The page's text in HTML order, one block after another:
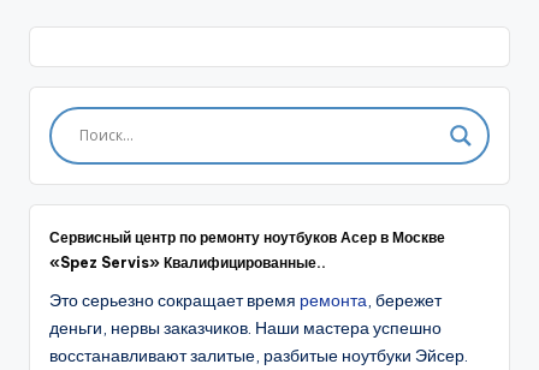
Сервисный центр по ремонту ноутбуков Асер в Москве
«Spez Servis» Квалифицированные..
Это серьезно сокращает время ремонта, бережет
деньги, нервы заказчиков. Наши мастера успешно
восстанавливают залитые, разбитые ноутбуки Эйсер.